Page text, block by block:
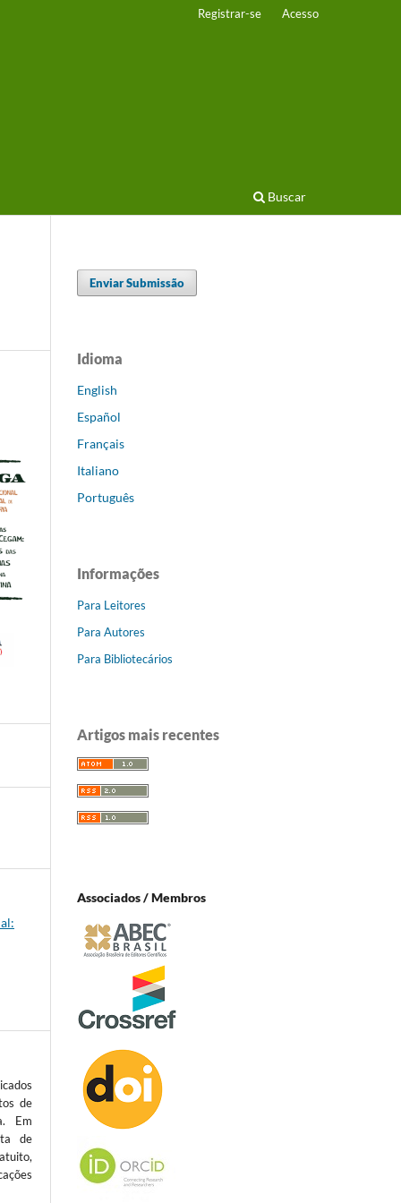
Buscar
Registrar-se Acesso
de
Em
de
Enviar Submissão
Idioma
English
Español
Français
Italiano
Português
Informações
Para Leitores
Para Autores
Para Bibliotecários
Artigos mais recentes
Associados / Membros